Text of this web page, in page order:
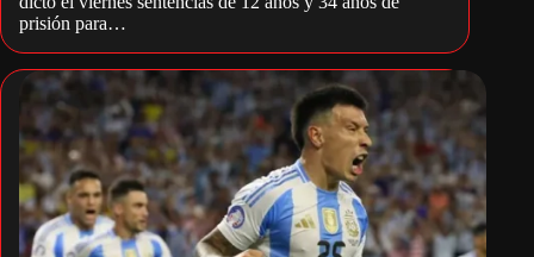
prisión para…